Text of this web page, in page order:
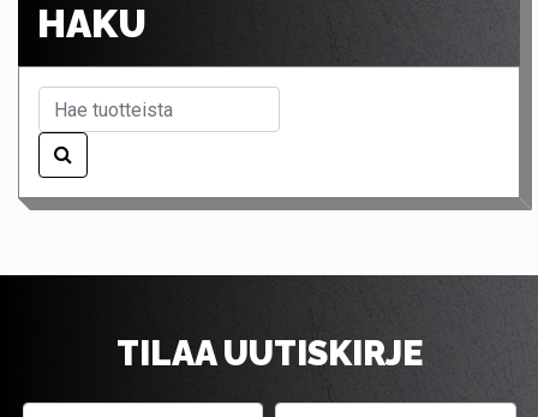
HAKU
TILAA UUTISKIRJE